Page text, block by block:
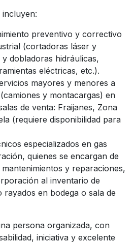
preventivo y correctivo
(cortadoras láser y
dobladoras hidráulicas,
eléctricas, etc.).
mayores y menores a
y montacargas) en
de venta: Fraijanes, Zona
(requiere disponibilidad para
especializados en gas
quienes se encargan de
y reparaciones,
al inventario de
rayados en bodega o sala de
persona organizada, con
iniciativa y excelente